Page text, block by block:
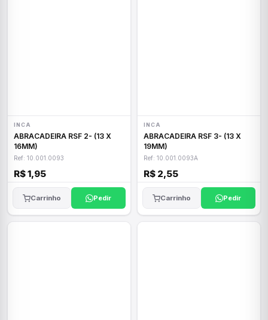
INCA
ABRACADEIRA RSF 2- (13 X
16MM)
Ref: 10.001.0093
R$ 1,95
Carrinho Pedir
INCA
ABRACADEIRA RSF 3- (13 X
19MM)
Ref: 10.001.0093A
R$ 2,55
Carrinho Pedir